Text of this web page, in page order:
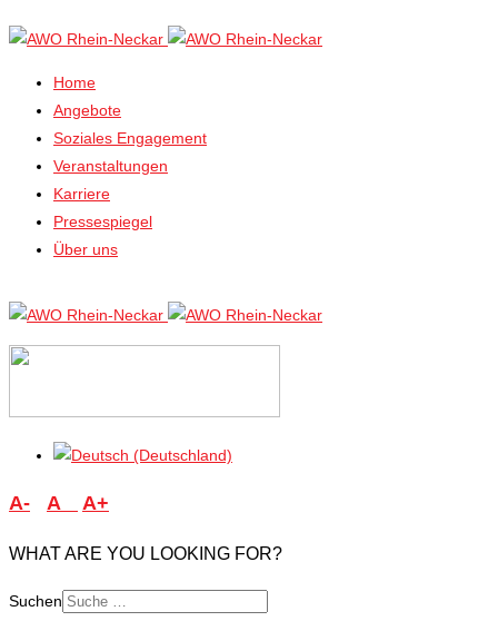
Home
Angebote
Soziales Engagement
Veranstaltungen
Karriere
Pressespiegel
Über uns
A- A A+
WHAT ARE YOU LOOKING FOR?
Suchen